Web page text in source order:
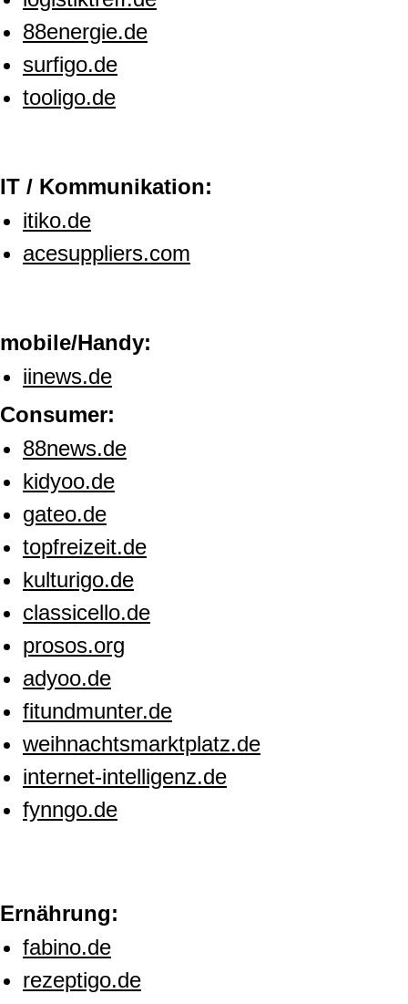
88energie.de
surfigo.de
tooligo.de
IT / Kommunikation:
itiko.de
acesuppliers.com
mobile/Handy:
iinews.de
Consumer:
88news.de
kidyoo.de
gateo.de
topfreizeit.de
kulturigo.de
classicello.de
prosos.org
adyoo.de
fitundmunter.de
weihnachtsmarktplatz.de
internet-intelligenz.de
fynngo.de
Ernährung:
fabino.de
rezeptigo.de